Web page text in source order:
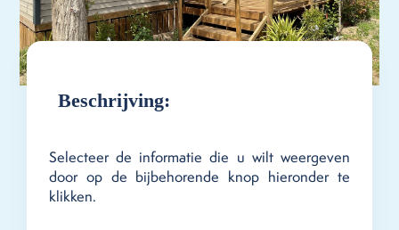
Beschrijving:
Selecteer de informatie die u wilt weergeven
door op de bijbehorende knop hieronder te
klikken.